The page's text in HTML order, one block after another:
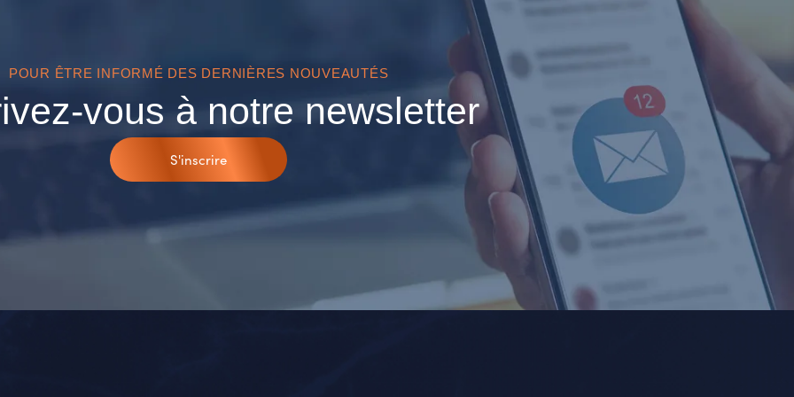
POUR ÊTRE INFORMÉ DES DERNIÈRES NOUVEAUTÉS
vous à notre newsletter
S'inscrire